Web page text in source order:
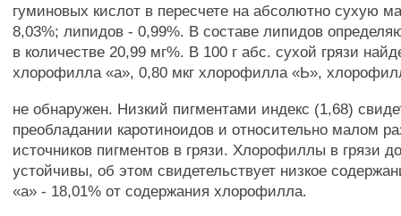
гуминовых кислот в пересчете на абсолютно сухую
8,03%; липидов - 0,99%. В составе липидов
в количестве 20,99 мг%. В 100 г абс. сухой грязи
хлорофилла «а», 0,80 мкг хлорофилла «Ь»,
не обнаружен. Низкий пигментами индекс (1,68)
преобладании каротиноидов и относительно малом
источников пигментов в грязи. Хлорофиллы в грязи
устойчивы, об этом свидетельствует низкое
«а» - 18,01% от содержания хлорофилла.